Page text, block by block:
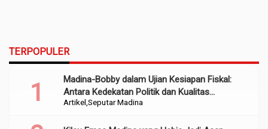
TERPOPULER
Artikel Seputar Madina
Madina-Bobby dalam Ujian Kesiapan Fiskal:
Antara Kedekatan Politik dan Kualitas
Perencanaan